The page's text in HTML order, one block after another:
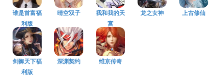
谁是首富福
利版
晴空双子
我和我的天
宫
龙之女神 上古修仙
剑御天下福
利版
深渊契约 维京传奇